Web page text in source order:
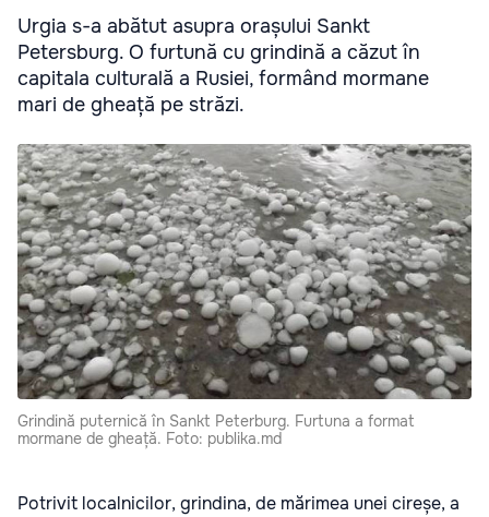
Urgia s-a abătut asupra orașului Sankt
Petersburg. O furtună cu grindină a căzut în
capitala culturală a Rusiei, formând mormane
mari de gheață pe străzi.
Grindină puternică în Sankt Peterburg. Furtuna a format
mormane de gheață. Foto: publika.md
Potrivit localnicilor, grindina, de mărimea unei cireșe, a